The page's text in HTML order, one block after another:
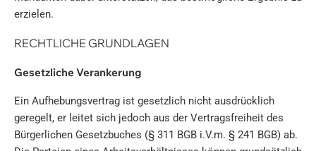
erzielen.
RECHTLICHE GRUNDLAGEN
Gesetzliche Verankerung
Ein Aufhebungsvertrag ist gesetzlich nicht ausdrücklich
geregelt, er leitet sich jedoch aus der Vertragsfreiheit des
Bürgerlichen Gesetzbuches (§ 311 BGB i.V.m. § 241 BGB) ab.